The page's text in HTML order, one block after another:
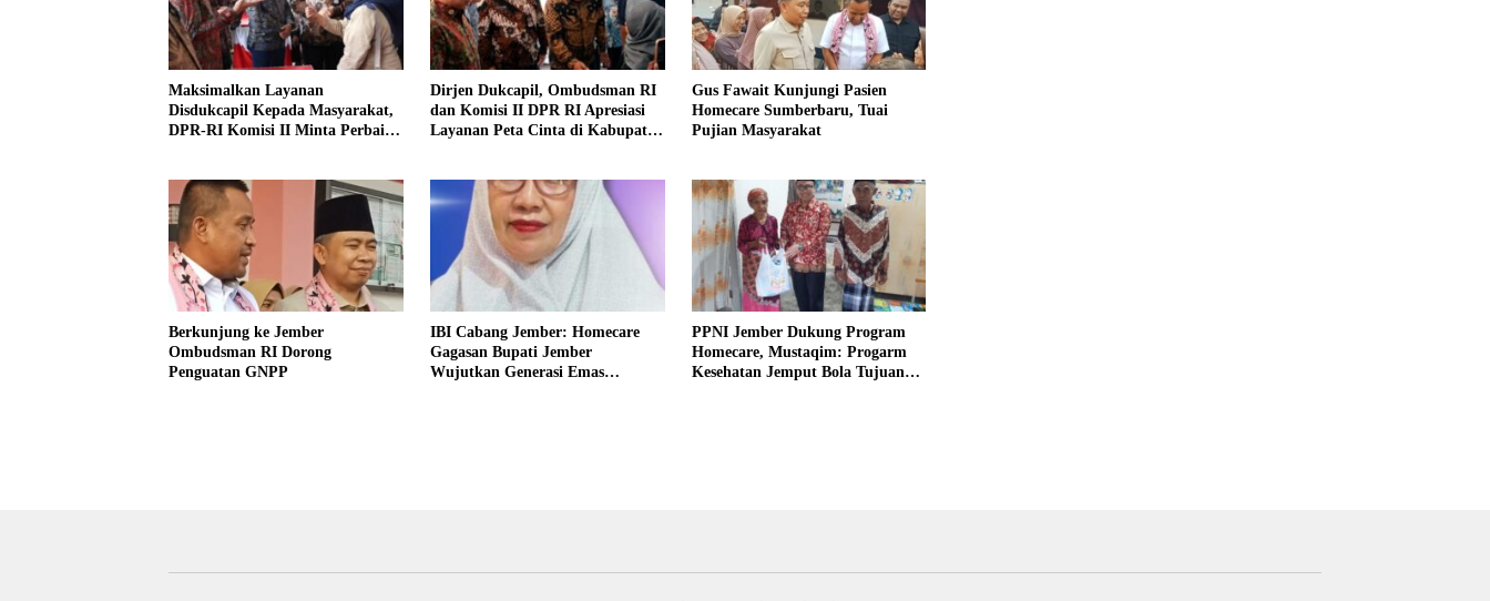
Maksimalkan Layanan
Disdukcapil Kepada Masyarakat,
DPR-RI Komisi II Minta Perbaiki
Dirjen Dukcapil, Ombudsman RI
dan Komisi II DPR RI Apresiasi
Layanan Peta Cinta di Kabupaten
Gus Fawait Kunjungi Pasien
Homecare Sumberbaru, Tuai
Pujian Masyarakat
Berkunjung ke Jember
Ombudsman RI Dorong
Penguatan GNPP
IBI Cabang Jember: Homecare
Gagasan Bupati Jember
Wujutkan Generasi Emas
PPNI Jember Dukung Program
Homecare, Mustaqim: Progarm
Kesehatan Jemput Bola Tujuan